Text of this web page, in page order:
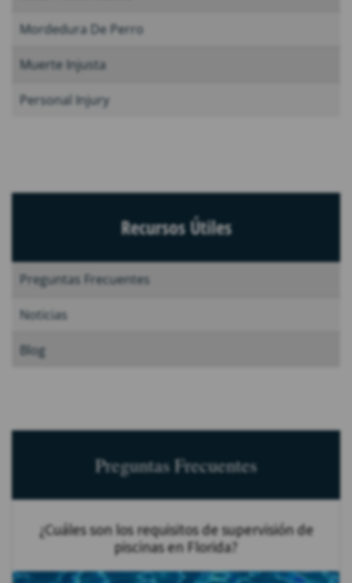
Mordedura De Perro
Muerte Injusta
Personal Injury
Recursos Útiles
Preguntas Frecuentes
Noticias
Blog
Preguntas Frecuentes
¿Cuáles son los requisitos de supervisión de
piscinas en Florida?